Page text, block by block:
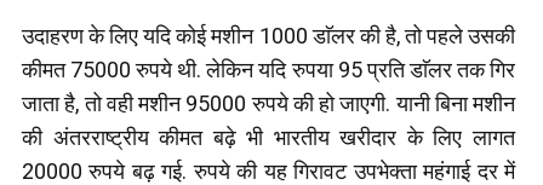
उदाहरण के लिए यदि कोई मशीन 1000 डाॅलर की है, तो पहले उसकी
कीमत 75000 रुपये थी. लेकिन यदि रुपया 95 प्रति डाॅलर तक गिर
जाता है, तो वही मशीन 95000 रुपये की हो जाएगी. यानी बिना मशीन
की अंतरराष्ट्रीय कीमत बढ़े भी भारतीय खरीदार के लिए लागत
20000 रुपये बढ़ गई. रुपये की यह गिरावट उपभेक्ता महंगाई दर में